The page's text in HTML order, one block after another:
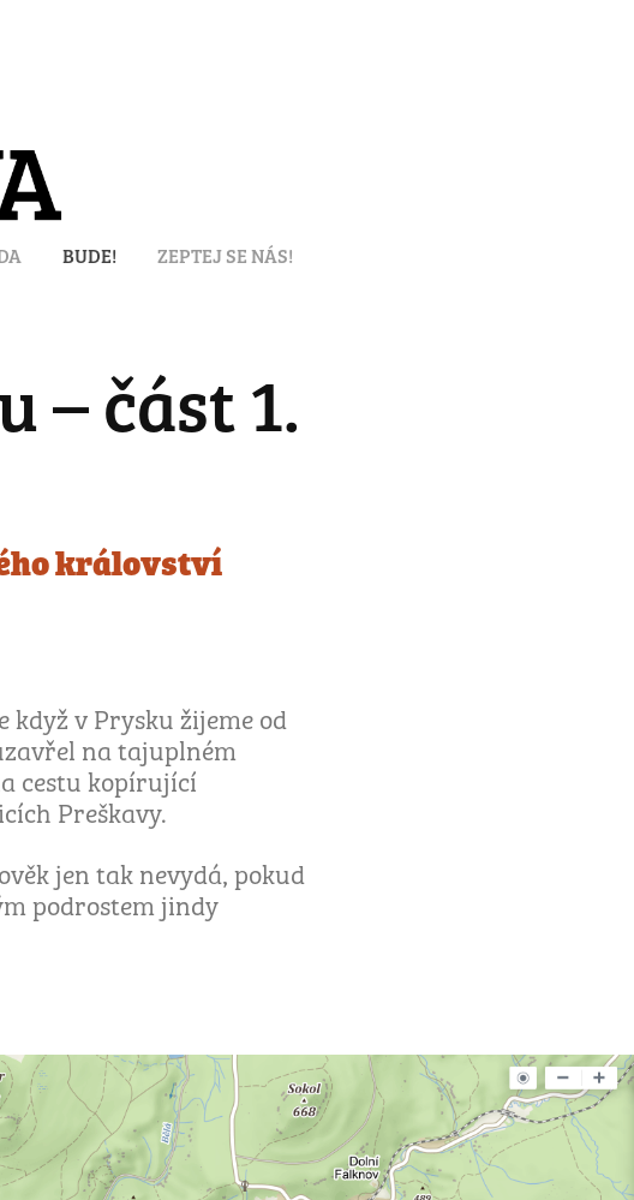
BUDE! ZEPTEJ SE NÁS!
– část 1.
království
když v Prysku žijeme od
na tajuplném
cestu kopírující
Preškavy.
jen tak nevydá, pokud
podrostem jindy